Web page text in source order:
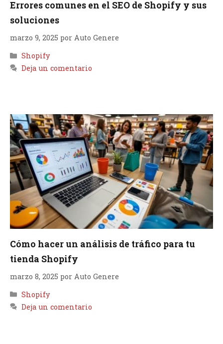
Errores comunes en el SEO de Shopify y sus
soluciones
marzo 9, 2025 por Auto Genere
Categorías
Shopify
Deja un comentario
Cómo hacer un análisis de tráfico para tu
tienda Shopify
marzo 8, 2025 por Auto Genere
Categorías
Shopify
Deja un comentario